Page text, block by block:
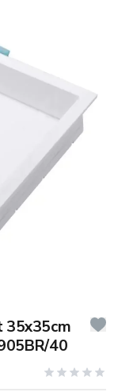
35x35cm
40